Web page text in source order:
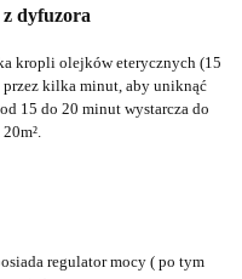
dyfuzora
kropli olejków eterycznych (15
kilka minut, aby uniknąć
15 do 20 minut wystarcza do
regulator mocy ( po tym